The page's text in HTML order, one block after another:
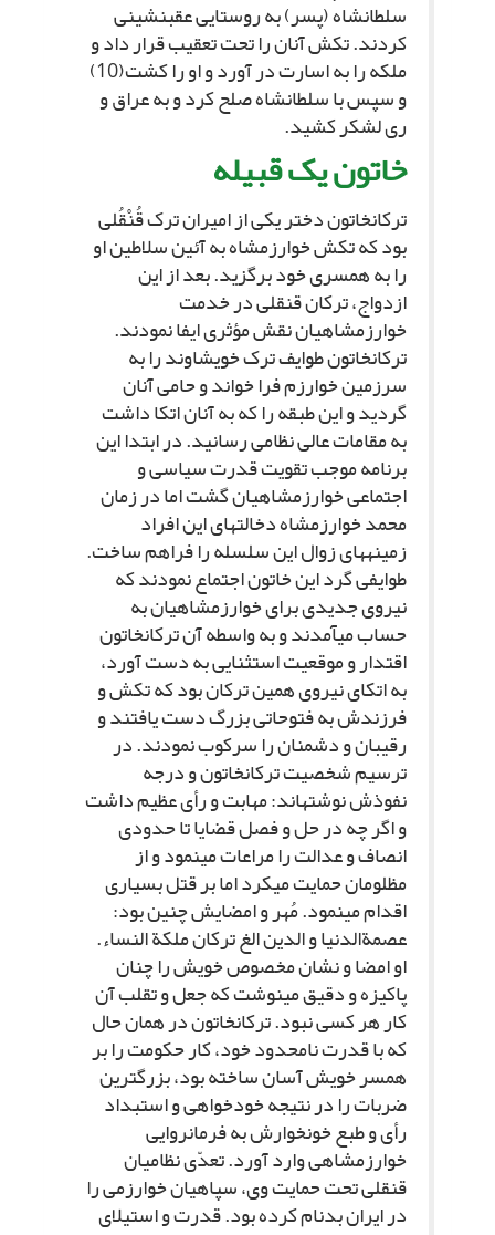
سلطان‏شاه (پسر) به روستایى عقب‏نشینى
کردند. تکش آنان را تحت تعقیب قرار داد و
ملکه را به اسارت در آورد و او را کشت(10)
و سپس با سلطان‏شاه صلح کرد و به عراق و
رى لشکر کشید.
خاتون یک قبیله‏
ترکان‏خاتون دختر یکى از امیران ترک قُنْقُلى
بود که تکش خوارزمشاه به آئین سلاطین او
را به همسرى خود برگزید. بعد از این
ازدواج، ترکان قنقلى در خدمت
خوارزمشاهیان نقش مؤثرى ایفا نمودند.
ترکان‏خاتون طوایف ترک خویشاوند را به
سرزمین خوارزم فرا خواند و حامى آنان
گردید و این طبقه را که به آنان اتکا داشت
به مقامات عالى نظامى رسانید. در ابتدا این
برنامه موجب تقویت قدرت سیاسى و
اجتماعى خوارزمشاهیان گشت اما در زمان
محمد خوارزمشاه دخالت‏هاى این افراد
زمینه‏هاى زوال این سلسله را فراهم ساخت.
طوایفى گرد این خاتون اجتماع نمودند که
نیروى جدیدى براى خوارزمشاهیان به
حساب مى‏آمدند و به واسطه آن ترکان‏خاتون
اقتدار و موقعیت استثنایى به دست آورد،
به اتکاى نیروى همین ترکان بود که تکش و
فرزندش به فتوحاتى بزرگ دست یافتند و
رقیبان و دشمنان را سرکوب نمودند. در
ترسیم شخصیت ترکان‏خاتون و درجه
نفوذش نوشته‏اند: مهابت و رأى عظیم داشت
و اگر چه در حل و فصل قضایا تا حدودى
انصاف و عدالت را مراعات مى‏نمود و از
مظلومان حمایت مى‏کرد اما بر قتل بسیارى
اقدام مى‏نمود. مُهر و امضایش چنین بود:
عصمةالدنیا و الدین الغ ترکان ملکة النساء.
او امضا و نشان مخصوص خویش را چنان
پاکیزه و دقیق مى‏نوشت که جعل و تقلب آن
کار هر کسى نبود. ترکان‏خاتون در همان حال
که با قدرت نامحدود خود، کار حکومت را بر
همسر خویش آسان ساخته بود، بزرگ‏ترین
ضربات را در نتیجه خودخواهى و استبداد
رأى و طبع خونخوارش به فرمانروایى
خوارزمشاهى وارد آورد. تعدّى نظامیان
قنقلى تحت حمایت وى، سپاهیان خوارزمى را
در ایران بدنام کرده بود. قدرت و استیلاى